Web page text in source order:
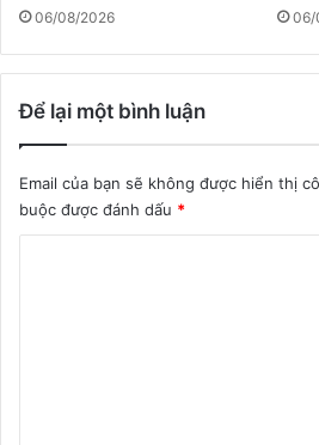
06/08/2026 06/
Để lại một bình luận
Email của bạn sẽ không được hiển thị
buộc được đánh dấu *